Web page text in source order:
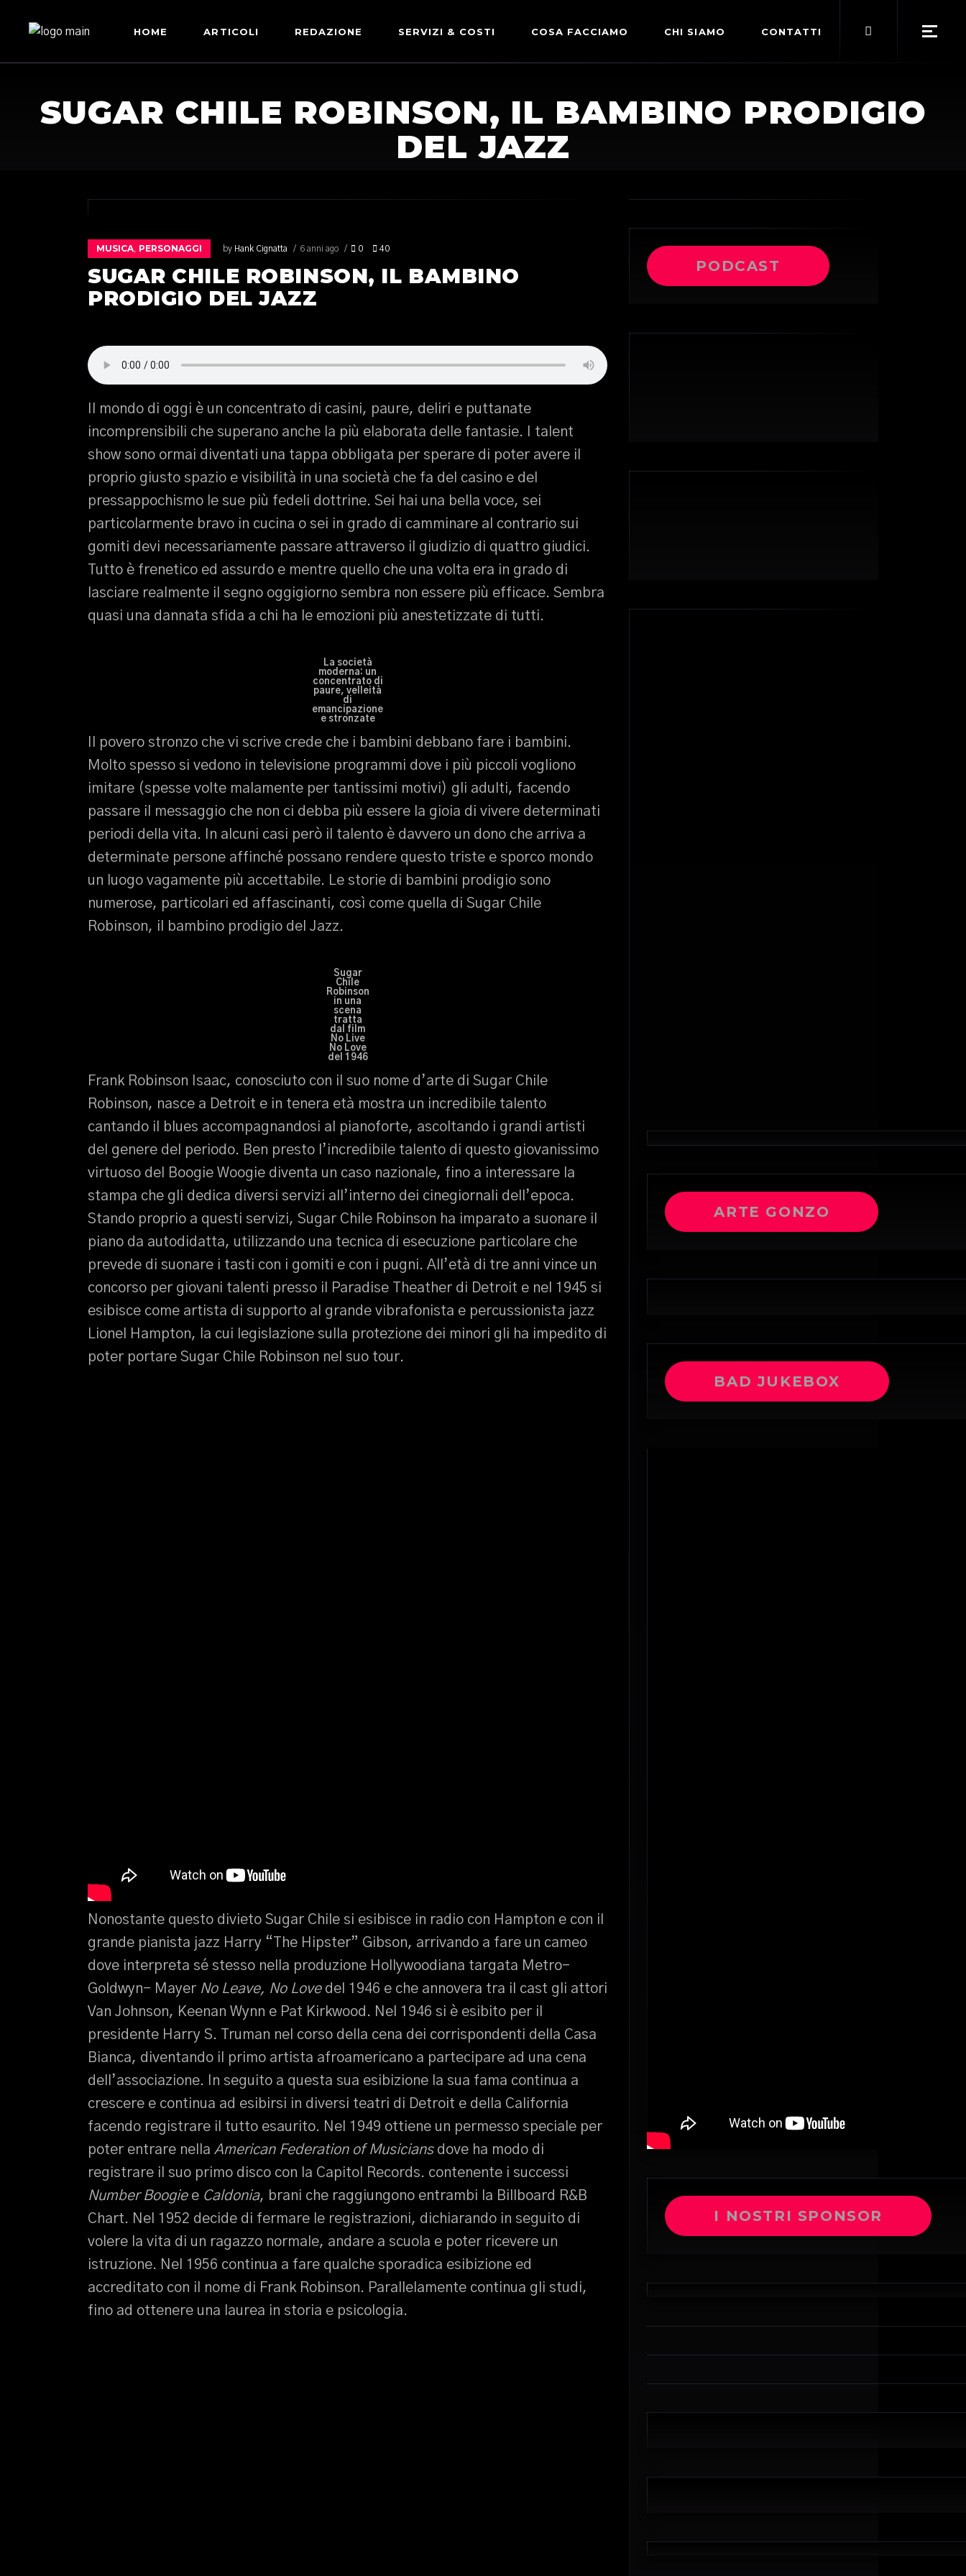
HOME ARTICOLI REDAZIONE SERVIZI & COSTI
LE NOSTRE PARTNERSHIP
COMUNICAZIONE EXPRESS
COSA FACCIAMO CHI SIAMO
TERMINI DI SERVIZIO
CONTATTI
SUGAR CHILE ROBINSON, IL BAMBINO PRODIGIO
DEL JAZZ
MUSICA, PERSONAGGI by Hank Cignatta 6 anni ago 0 40
SUGAR CHILE ROBINSON, IL BAMBINO
PRODIGIO DEL JAZZ
Il mondo di oggi è un concentrato di casini, paure, deliri e puttanate
incomprensibili che superano anche la più elaborata delle fantasie. I talent
show sono ormai diventati una tappa obbligata per sperare di poter avere il
proprio giusto spazio e visibilità in una società che fa del casino e del
pressappochismo le sue più fedeli dottrine. Sei hai una bella voce, sei
particolarmente bravo in cucina o sei in grado di camminare al contrario sui
gomiti devi necessariamente passare attraverso il giudizio di quattro giudici.
Tutto è frenetico ed assurdo e mentre quello che una volta era in grado di
lasciare realmente il segno oggigiorno sembra non essere più efficace. Sembra
quasi una dannata sfida a chi ha le emozioni più anestetizzate di tutti.
La società
moderna: un
concentrato di
paure, velleità
di
emancipazione
e stronzate
Il povero stronzo che vi scrive crede che i bambini debbano fare i bambini.
Molto spesso si vedono in televisione programmi dove i più piccoli vogliono
imitare (spesse volte malamente per tantissimi motivi) gli adulti, facendo
passare il messaggio che non ci debba più essere la gioia di vivere determinati
periodi della vita. In alcuni casi però il talento è davvero un dono che arriva a
determinate persone affinché possano rendere questo triste e sporco mondo
un luogo vagamente più accettabile. Le storie di bambini prodigio sono
numerose, particolari ed affascinanti, così come quella di Sugar Chile
Robinson, il bambino prodigio del Jazz.
Sugar
Chile
Robinson
in una
scena
tratta
dal film
No Live
No Love
del 1946
Frank Robinson Isaac, conosciuto con il suo nome d’arte di Sugar Chile
Robinson, nasce a Detroit e in tenera età mostra un incredibile talento
cantando il blues accompagnandosi al pianoforte, ascoltando i grandi artisti
del genere del periodo. Ben presto l’incredibile talento di questo giovanissimo
virtuoso del Boogie Woogie diventa un caso nazionale, fino a interessare la
stampa che gli dedica diversi servizi all’interno dei cinegiornali dell’epoca.
Stando proprio a questi servizi, Sugar Chile Robinson ha imparato a suonare il
piano da autodidatta, utilizzando una tecnica di esecuzione particolare che
prevede di suonare i tasti con i gomiti e con i pugni. All’età di tre anni vince un
concorso per giovani talenti presso il Paradise Theather di Detroit e nel 1945 si
esibisce come artista di supporto al grande vibrafonista e percussionista jazz
Lionel Hampton, la cui legislazione sulla protezione dei minori gli ha impedito di
poter portare Sugar Chile Robinson nel suo tour.
Nonostante questo divieto Sugar Chile si esibisce in radio con Hampton e con il
grande pianista jazz Harry “The Hipster” Gibson, arrivando a fare un cameo
dove interpreta sé stesso nella produzione Hollywoodiana targata Metro-
Goldwyn- Mayer No Leave, No Lovedel 1946 e che annovera tra il cast gli attori
Van Johnson, Keenan Wynn e Pat Kirkwood. Nel 1946 si è esibito per il
presidente Harry S. Truman nel corso della cena dei corrispondenti della Casa
Bianca, diventando il primo artista afroamericano a partecipare ad una cena
dell’associazione. In seguito a questa sua esibizione la sua fama continua a
crescere e continua ad esibirsi in diversi teatri di Detroit e della California
facendo registrare il tutto esaurito. Nel 1949 ottiene un permesso speciale per
poter entrare nella American Federation of Musiciansdove ha modo di
registrare il suo primo disco con la Capitol Records. contenente i successi
Number Boogie e Caldonia, brani che raggiungono entrambi la Billboard R&B
Chart. Nel 1952 decide di fermare le registrazioni, dichiarando in seguito di
volere la vita di un ragazzo normale, andare a scuola e poter ricevere un
istruzione. Nel 1956 continua a fare qualche sporadica esibizione ed
accreditato con il nome di Frank Robinson. Parallelamente continua gli studi,
fino ad ottenere una laurea in storia e psicologia.
PODCAST
ARTE GONZO
BAD JUKEBOX
I NOSTRI SPONSOR